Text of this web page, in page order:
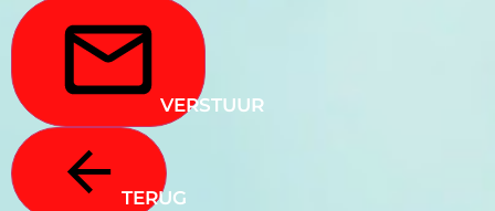
VERSTUUR
TERUG